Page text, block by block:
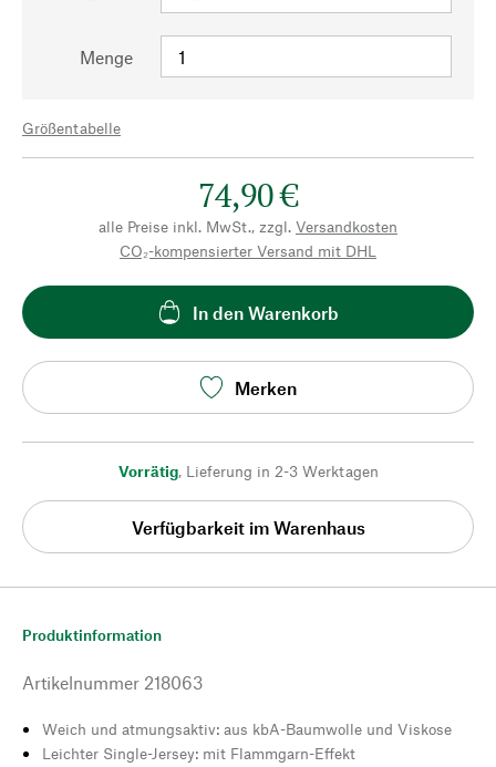
Menge
Größentabelle
74,90 €
alle Preise inkl. MwSt., zzgl. Versandkosten
CO₂-kompensierter Versand mit DHL
In den Warenkorb
Merken
Vorrätig, Lieferung in 2-3 Werktagen
Verfügbarkeit im Warenhaus
Produktinformation
Artikelnummer 218063
Weich und atmungsaktiv: aus kbA-Baumwolle und Viskose
Leichter Single-Jersey: mit Flammgarn-Effekt